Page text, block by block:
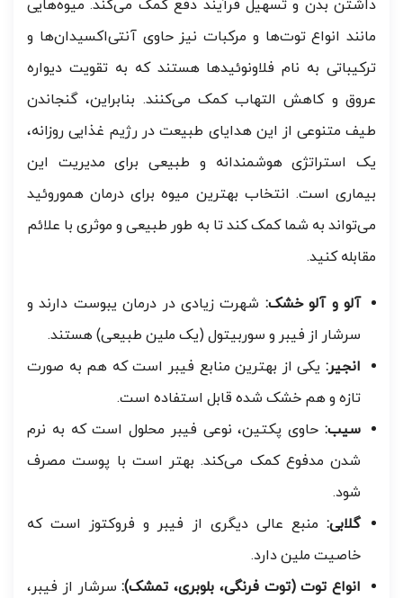
داشتن بدن و تسهیل فرآیند دفع کمک می‌کند. میوه‌هایی
مانند انواع توت‌ها و مرکبات نیز حاوی آنتی‌اکسیدان‌ها و
ترکیباتی به نام فلاونوئیدها هستند که به تقویت دیواره
عروق و کاهش التهاب کمک می‌کنند. بنابراین، گنجاندن
طیف متنوعی از این هدایای طبیعت در رژیم غذایی روزانه،
یک استراتژی هوشمندانه و طبیعی برای مدیریت این
بیماری است. انتخاب بهترین میوه برای درمان هموروئید
می‌تواند به شما کمک کند تا به طور طبیعی و موثری با علائم
مقابله کنید.
آلو و آلو خشک: شهرت زیادی در درمان یبوست دارند و
سرشار از فیبر و سوربیتول (یک ملین طبیعی) هستند.
انجیر: یکی از بهترین منابع فیبر است که هم به صورت
تازه و هم خشک شده قابل استفاده است.
سیب: حاوی پکتین، نوعی فیبر محلول است که به نرم
شدن مدفوع کمک می‌کند. بهتر است با پوست مصرف
شود.
گلابی: منبع عالی دیگری از فیبر و فروکتوز است که
خاصیت ملین دارد.
انواع توت (توت فرنگی، بلوبری، تمشک):سرشار از فیبر،